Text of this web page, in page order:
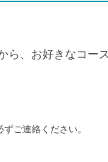
ら、お好きなコー
ご連絡ください。